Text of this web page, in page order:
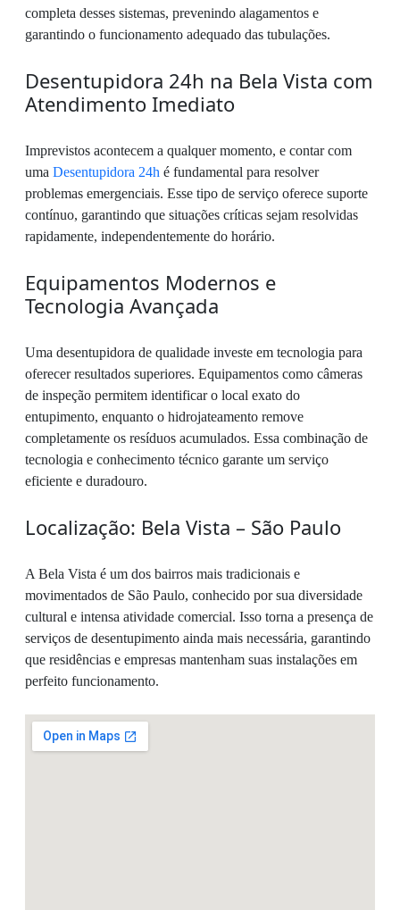
completa desses sistemas, prevenindo alagamentos e
garantindo o funcionamento adequado das tubulações.
Desentupidora 24h na Bela Vista com
Atendimento Imediato
Imprevistos acontecem a qualquer momento, e contar com
uma Desentupidora 24h é fundamental para resolver
problemas emergenciais. Esse tipo de serviço oferece suporte
contínuo, garantindo que situações críticas sejam resolvidas
rapidamente, independentemente do horário.
Equipamentos Modernos e
Tecnologia Avançada
Uma desentupidora de qualidade investe em tecnologia para
oferecer resultados superiores. Equipamentos como câmeras
de inspeção permitem identificar o local exato do
entupimento, enquanto o hidrojateamento remove
completamente os resíduos acumulados. Essa combinação de
tecnologia e conhecimento técnico garante um serviço
eficiente e duradouro.
Localização: Bela Vista – São Paulo
A Bela Vista é um dos bairros mais tradicionais e
movimentados de São Paulo, conhecido por sua diversidade
cultural e intensa atividade comercial. Isso torna a presença de
serviços de desentupimento ainda mais necessária, garantindo
que residências e empresas mantenham suas instalações em
perfeito funcionamento.